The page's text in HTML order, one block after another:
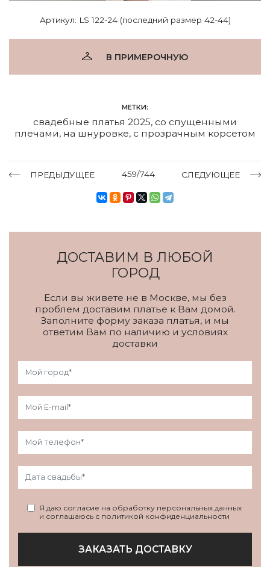
Артикул: LS 122-24 (последний размер 42-44)
В ПРИМЕРОЧНУЮ
МЕТКИ:
свадебные платья 2025, со спущенными
плечами, на шнуровке, с прозрачным корсетом
ПРЕДЫДУЩЕЕ 459/744 СЛЕДУЮЩЕЕ
ДОСТАВИМ В ЛЮБОЙ
ГОРОД
Если вы живете не в Москве, мы без
проблем доставим платье к Вам домой.
Заполните форму заказа платья, и мы
ответим Вам по наличию и условиях
доставки
Я даю согласие на обработку персональных данных
и соглашаюсь с политикой конфиденциальности
ЗАКАЗАТЬ ДОСТАВКУ